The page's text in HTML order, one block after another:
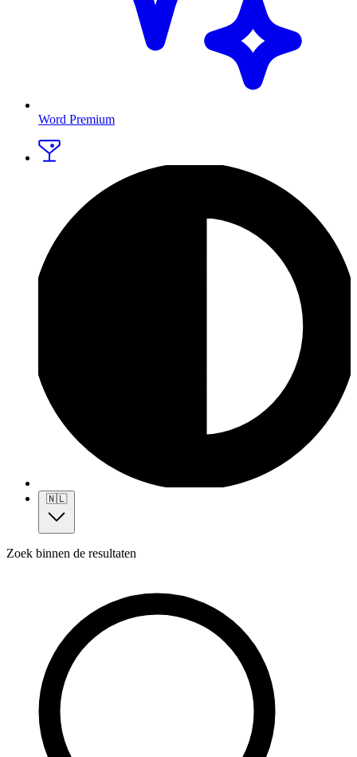
Word Premium
🇳🇱
Zoek binnen de resultaten